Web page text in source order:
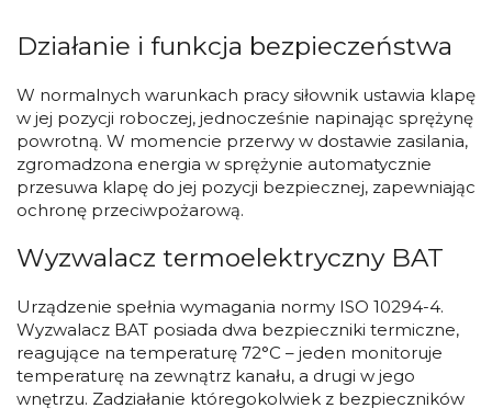
Działanie i funkcja bezpieczeństwa
W normalnych warunkach pracy siłownik ustawia klapę
w jej pozycji roboczej, jednocześnie napinając sprężynę
powrotną. W momencie przerwy w dostawie zasilania,
zgromadzona energia w sprężynie automatycznie
przesuwa klapę do jej pozycji bezpiecznej, zapewniając
ochronę przeciwpożarową.
Wyzwalacz termoelektryczny BAT
Urządzenie spełnia wymagania normy ISO 10294-4.
Wyzwalacz BAT posiada dwa bezpieczniki termiczne,
reagujące na temperaturę 72°C – jeden monitoruje
temperaturę na zewnątrz kanału, a drugi w jego
wnętrzu. Zadziałanie któregokolwiek z bezpieczników